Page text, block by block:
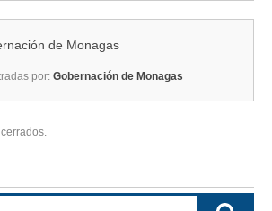
de Monagas
por: Gobernación de Monagas